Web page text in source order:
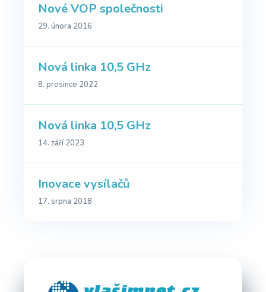
Nové VOP společnosti
29. února 2016
Nová linka 10,5 GHz
8. prosince 2022
Nová linka 10,5 GHz
14. září 2023
Inovace vysílačů
17. srpna 2018